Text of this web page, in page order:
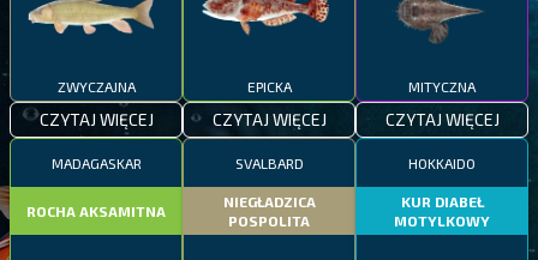
ZWYCZAJNA
CZYTAJ WIĘCEJ
EPICKA
CZYTAJ WIĘCEJ
MITYCZNA
CZYTAJ WIĘCEJ
MADAGASKAR
ROCHA AKSAMITNA
SVALBARD
NIEGŁADZICA
POSPOLITA
HOKKAIDO
KUR DIABEŁ
MOTYLKOWY